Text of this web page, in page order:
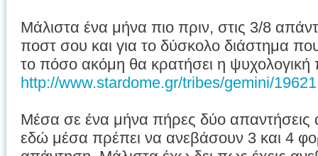
Μάλιστα ένα μήνα πιο πριν, στις 3/8
ποστ σου και για το δύσκολο διάστημα
το πόσο ακόμη θα κρατήσει η ψυχολογική
http://www.stardome.gr/tribes/gemini/
Μέσα σε ένα μήνα πήρες δύο απαντήσεις
εδώ μέσα πρέπει να ανεβάσουν 3 και 4